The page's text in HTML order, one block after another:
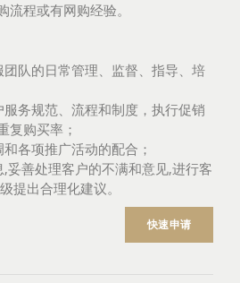
流程或有网购经验。
队的日常管理、监督、指导、培
务规范、流程和制度，执行促销
复购买率；
各项推广活动的配合；
妥善处理客户的不满和意见,进行客
提出合理化建议。
快速申请